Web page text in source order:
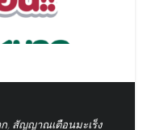
, สัญญาณเตือนมะเร็ง